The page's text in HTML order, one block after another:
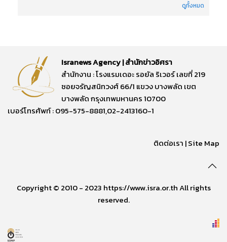
ดูทั้งหมด
Isranews Agency | สำนักข่าวอิศรา
สำนักงาน : โรงแรมเดอะ รอยัล ริเวอร์ เลขที่ 219
ซอยจรัญสนิทวงศ์ 66/1 แขวง บางพลัด เขต
บางพลัด กรุงเทพมหานคร 10700
เบอร์โทรศัพท์ : 095-575-8881,02-2413160-1
ติดต่อเรา |Site Map
Copyright © 2010 - 2023 https://www.isra.or.th All rights
reserved.